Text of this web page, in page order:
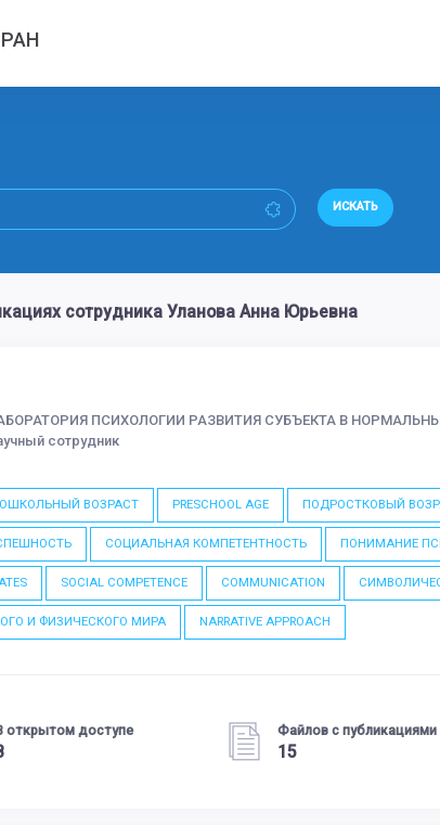
ИСКАТЬ
сотрудника Уланова Анна Юрьевна
ПСИХОЛОГИИ РАЗВИТИЯ СУБЪЕКТА В
сотрудник
ВОЗРАСТ PRESCHOOL AGE ПОДРОСТКОВЫЙ
СОЦИАЛЬНАЯ КОМПЕТЕНТНОСТЬ ПОНИМАНИЕ
SOCIAL COMPETENCE COMMUNICATION
И ФИЗИЧЕСКОГО МИРА NARRATIVE APPROACH
открытом доступе Файлов с публикациями
15